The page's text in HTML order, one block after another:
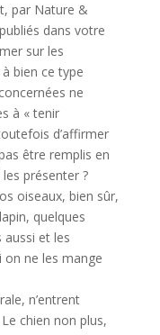
par Nature &
dans votre
sur les
bien ce type
ne
à « tenir
d’affirmer
être remplis en
présenter ?
oiseaux, bien sûr,
quelques
et les
on ne les mange
n’entrent
chien non plus,